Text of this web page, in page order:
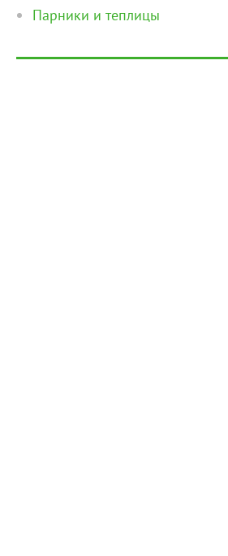
Парники и теплицы